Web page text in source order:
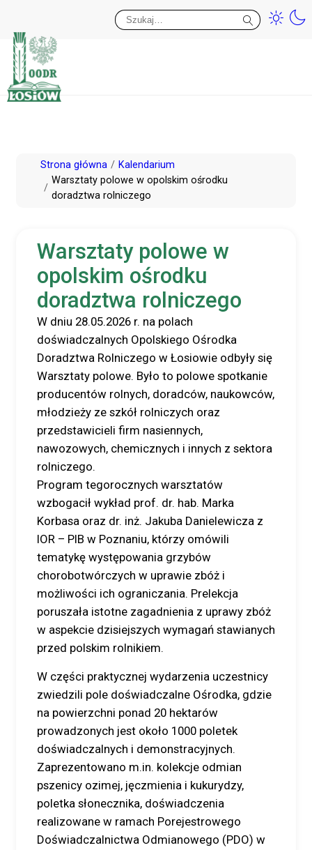
PrzejdźStrona główna
Kalendarium
Warsztaty polowe w opolskim ośrodku
doradztwa rolniczego
Warsztaty polowe w
opolskim ośrodku
doradztwa rolniczego
W dniu 28.05.2026 r. na polach
doświadczalnych Opolskiego Ośrodka
Doradztwa Rolniczego w Łosiowie odbyły się
Warsztaty polowe. Było to polowe spotkanie
producentów rolnych, doradców, naukowców,
młodzieży ze szkół rolniczych oraz
przedstawicieli firm nasiennych,
nawozowych, chemicznych i innych z sektora
rolniczego.
Program tegorocznych warsztatów
wzbogacił wykład prof. dr. hab. Marka
Korbasa oraz dr. inż. Jakuba Danielewicza z
IOR – PIB w Poznaniu, którzy omówili
tematykę występowania grzybów
chorobotwórczych w uprawie zbóż i
możliwości ich ograniczania. Prelekcja
poruszała istotne zagadnienia z uprawy zbóż
w aspekcie dzisiejszych wymagań stawianych
przed polskim rolnikiem.
W części praktycznej wydarzenia uczestnicy
zwiedzili pole doświadczalne Ośrodka, gdzie
na powierzchni ponad 20 hektarów
prowadzonych jest około 1000 poletek
doświadczalnych i demonstracyjnych.
Zaprezentowano m.in. kolekcje odmian
pszenicy ozimej, jęczmienia i kukurydzy,
poletka słonecznika, doświadczenia
realizowane w ramach Porejestrowego
Doświadczalnictwa Odmianowego (PDO) w